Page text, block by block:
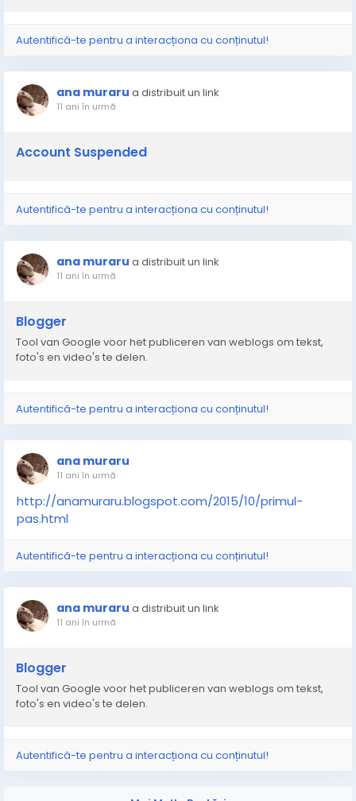
Autentifică-te pentru a interacționa cu conținutul!
ana muraru a distribuit un link
11 ani în urmă
Account Suspended
Autentifică-te pentru a interacționa cu conținutul!
ana muraru a distribuit un link
11 ani în urmă
Blogger
Tool van Google voor het publiceren van weblogs om tekst,
foto's en video's te delen.
Autentifică-te pentru a interacționa cu conținutul!
ana muraru
11 ani în urmă
http://anamuraru.blogspot.com/2015/10/primul-
pas.html
Autentifică-te pentru a interacționa cu conținutul!
ana muraru a distribuit un link
11 ani în urmă
Blogger
Tool van Google voor het publiceren van weblogs om tekst,
foto's en video's te delen.
Autentifică-te pentru a interacționa cu conținutul!